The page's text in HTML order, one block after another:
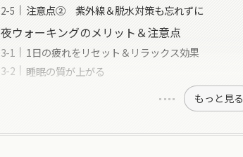
注意点② 紫外線＆脱水対策も忘れずに
夜ウォーキングのメリット＆注意点
1日の疲れをリセット＆リラックス効果
睡眠の質が上がる
もっと見る